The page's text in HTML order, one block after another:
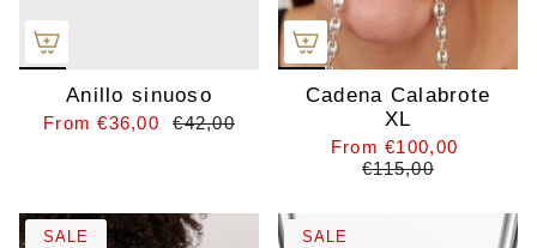
Anillo sinuoso
From €36,00 €42,00
Cadena Calabrote
XL
From €100,00
€115,00
SALE SALE